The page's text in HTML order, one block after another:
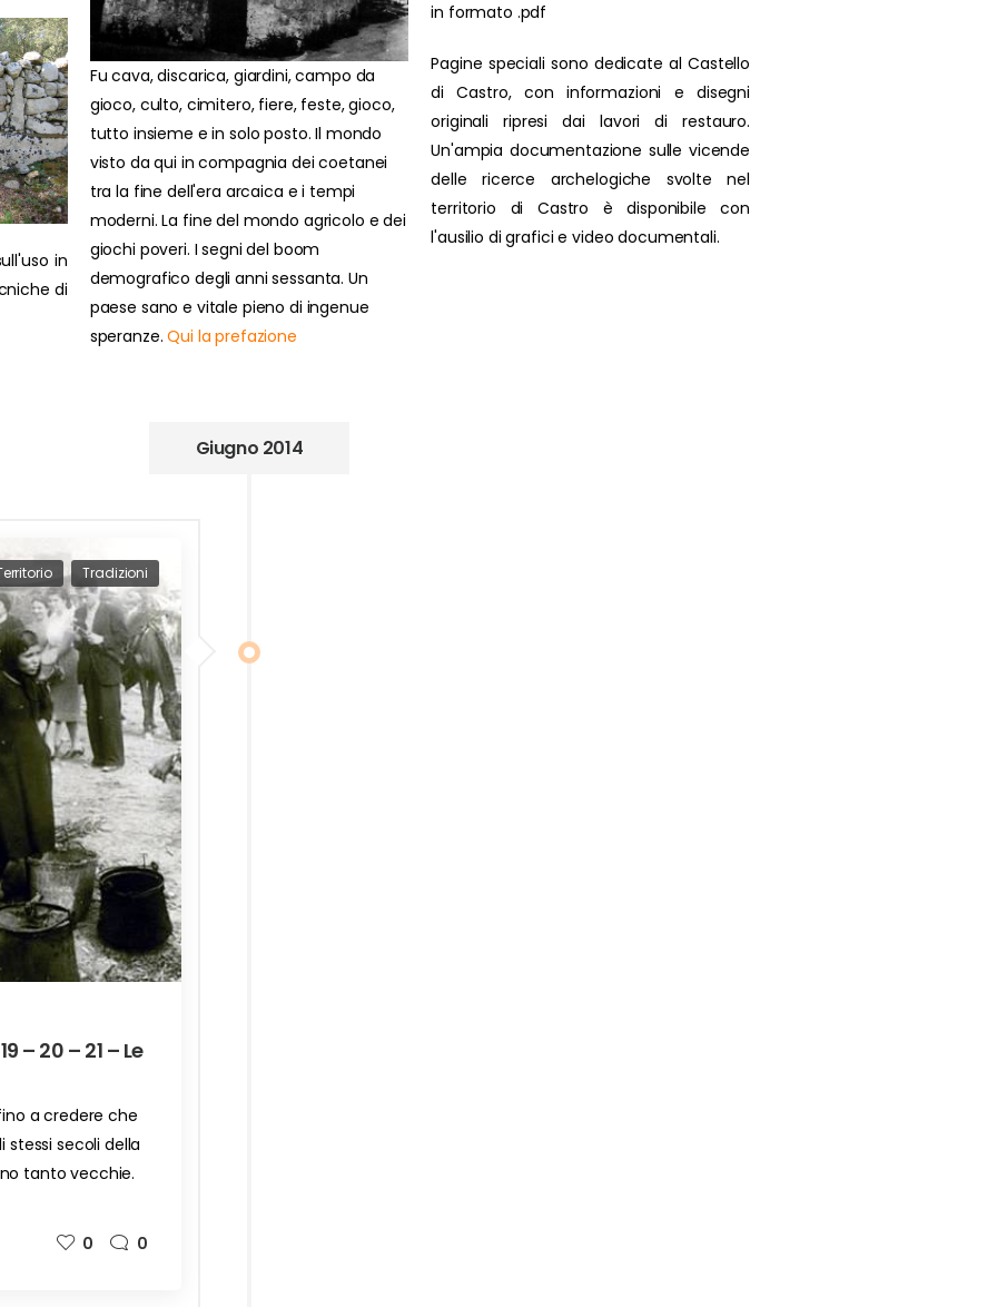
in
di
Fu cava, discarica, giardini, campo da
gioco, culto, cimitero, fiere, feste, gioco,
tutto insieme e in solo posto. Il mondo
visto da qui in compagnia dei coetanei
tra la fine dell'era arcaica e i tempi
moderni. La fine del mondo agricolo e dei
giochi poveri. I segni del boom
demografico degli anni sessanta. Un
paese sano e vitale pieno di ingenue
speranze.Qui la prefazione
in formato .pdf
Pagine speciali sono dedicate al Castello
di Castro, con informazioni e disegni
originali ripresi dai lavori di restauro.
Un'ampia documentazione sulle vicende
delle ricerce archelogiche svolte nel
territorio di Castro è disponibile con
l'ausilio di grafici e video documentali.
Giugno 2014
Tradizioni
– 20 – 21 – Le
a credere che
secoli della
tanto vecchie.
0 0